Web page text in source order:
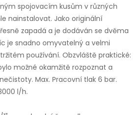
spojovacím kusům v různých
nainstalovat. Jako originální
zapadá a je dodáván se dvěma
je snadno omyvatelný a velmi
používání. Obzvláště praktické:
možné okamžitě rozpoznat a
Max. Pracovní tlak 6 bar.
l/h.